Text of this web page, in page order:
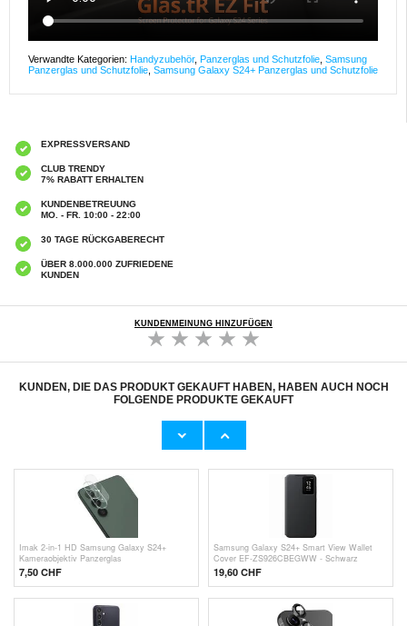
Verwandte Kategorien: Handyzubehör, Panzerglas und Schutzfolie Samsung
Panzerglas und Schutzfolie Samsung Galaxy S24+ Panzerglas und Schutzfolie
EXPRESSVERSAND
CLUB TRENDY
7% RABATT ERHALTEN
KUNDENBETREUUNG
MO. - FR. 10:00 - 22:00
30 TAGE RÜCKGABERECHT
ÜBER 8.000.000 ZUFRIEDENE
KUNDEN
KUNDENMEINUNG HINZUFÜGEN
KUNDEN, DIE DAS PRODUKT GEKAUFT HABEN, HABEN AUCH NOCH
FOLGENDE PRODUKTE GEKAUFT
Samsung Galaxy S24+ Spigen Liquid Air TPU
Samsung Galaxy S24+ Puro 2-in-1
6,40 CHF
Imak 2-in-1 HD Samsung Galaxy S24+
Kameraobjektiv Panzerglas
7,50 CHF
Samsung Galaxy S24+ Smart View Wallet
Cover EF-ZS926CBEGWW - Schwarz
19,60 CHF